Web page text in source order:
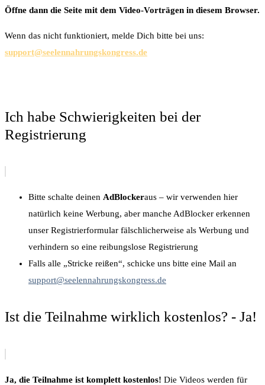
Öffne dann die Seite mit dem Video-Vorträgen in diesem Browser.
Wenn das nicht funktioniert, melde Dich bitte bei uns:
support@seelennahrungskongress.de
Ich habe Schwierigkeiten bei der
Registrierung
Bitte schalte deinen AdBlockeraus – wir verwenden hier
natürlich keine Werbung, aber manche AdBlocker erkennen
unser Registrierformular fälschlicherweise als Werbung und
verhindern so eine reibungslose Registrierung
Falls alle „Stricke reißen“, schicke uns bitte eine Mail an
support@seelennahrungskongress.de
Ist die Teilnahme wirklich kostenlos? - Ja!
Ja, die Teilnahme ist komplett kostenlos! Die Videos werden für